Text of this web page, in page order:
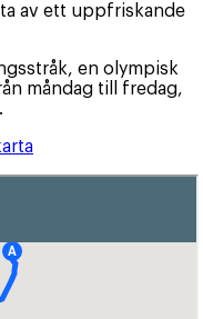
av ett uppfriskande
en olympisk
måndag till fredag,